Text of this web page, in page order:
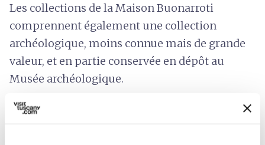
Les collections de la Maison Buonarroti
comprennent également une collection
archéologique, moins connue mais de grande
valeur, et en partie conservée en dépôt au
Musée archéologique.
Le musée accueille périodiquement des
expositions sur des thèmes liés au patrimoine